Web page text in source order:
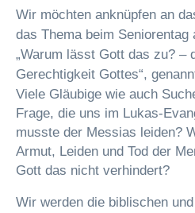
Wir möchten anknüpfen an
das Thema beim Seniorentag
„Warum lässt Gott das zu? –
Gerechtigkeit Gottes“,
Viele Gläubige wie auch
Frage, die uns im Lukas-
musste der Messias leiden?
Armut, Leiden und Tod der
Gott das nicht verhindert?
Wir werden die biblischen